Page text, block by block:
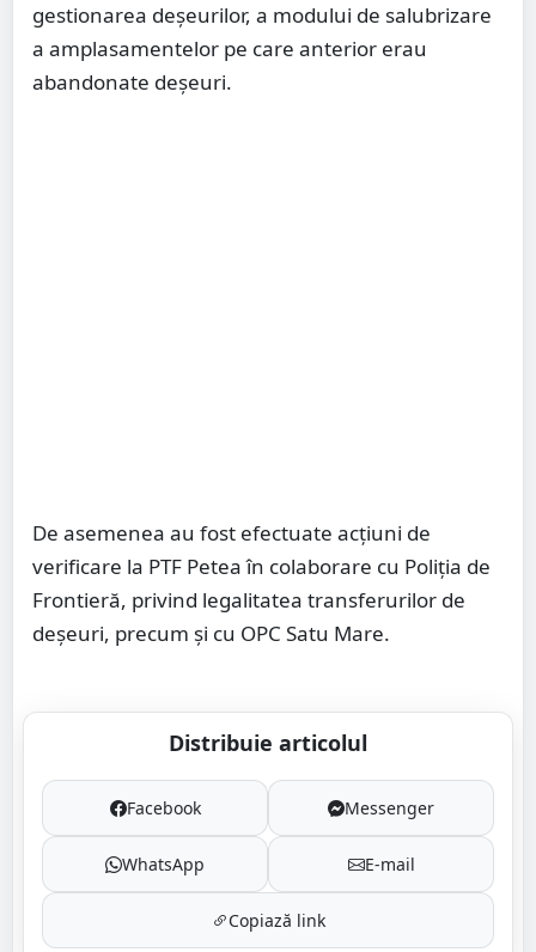
gestionarea deșeurilor, a modului de salubrizare
a amplasamentelor pe care anterior erau
abandonate deșeuri.
De asemenea au fost efectuate acțiuni de
verificare la PTF Petea în colaborare cu Poliția de
Frontieră, privind legalitatea transferurilor de
deșeuri, precum și cu OPC Satu Mare.
Distribuie articolul
Facebook Messenger
WhatsApp E-mail
Copiază link